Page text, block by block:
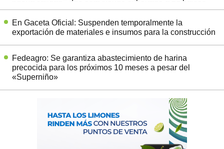
En Gaceta Oficial: Suspenden temporalmente la
exportación de materiales e insumos para la construcción
Fedeagro: Se garantiza abastecimiento de harina
precocida para los próximos 10 meses a pesar del
«Superniño»